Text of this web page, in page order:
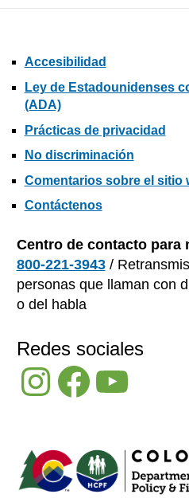
Accesibilidad
Ley de Estadounidenses
(ADA)
Prácticas de privacidad
No discriminación
Comentarios sobre el sitio
Contáctenos
Centro de contacto para
800-221-3943/
personas que llaman con
o del habla
Redes sociales
InstagramFacebookYouTube